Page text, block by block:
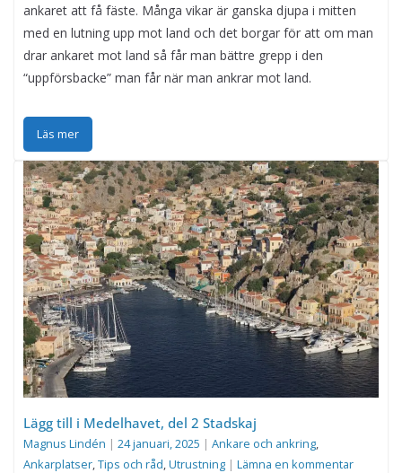
ankaret att få fäste. Många vikar är ganska djupa i mitten
med en lutning upp mot land och det borgar för att om man
drar ankaret mot land så får man bättre grepp i den
“uppförsbacke” man får när man ankrar mot land.
Läs mer
Lägg till i Medelhavet, del 2 Stadskaj
Magnus Lindén | 24 januari, 2025 | Ankare och ankring
Ankarplatser Tips och råd Utrustning | Lämna en kommentar